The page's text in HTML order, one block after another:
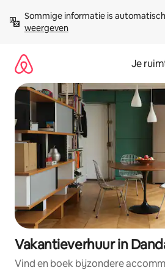
direct
naar
Sommige informatie is
weergeven
Je
Vakantieverhuur in
Vind en boek bijzondere